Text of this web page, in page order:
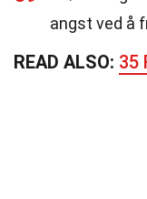
angst ved å
READ ALSO: 35